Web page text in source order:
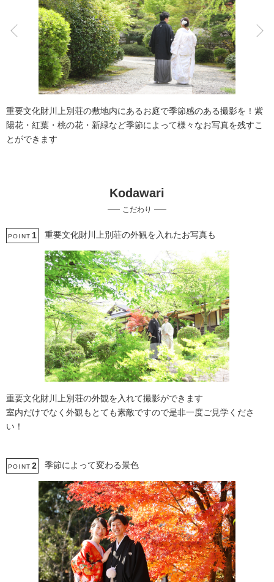
チャペルでの撮影 フォト＋会食
スタジオでの撮影
庭園での撮影
人気スポットでの撮影
豊富なドレス
豊富な色打掛・着物
ガーデンでの撮影
重要文化財川上別荘の敷地内にあるお庭で季節感のある撮影を！紫
陽花・紅葉・桃の花・新緑など季節によって様々なお写真を残すこ
とができます
Kodawari
こだわり
POINT 1 重要文化財川上別荘の外観を入れたお写真も
重要文化財川上別荘の外観を入れて撮影ができます
室内だけでなく外観もとても素敵ですので是非一度ご見学くださ
い！
POINT 2 季節によって変わる景色